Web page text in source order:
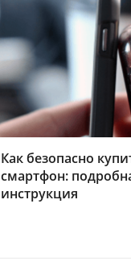
Как безопасно
смартфон:
инструкция